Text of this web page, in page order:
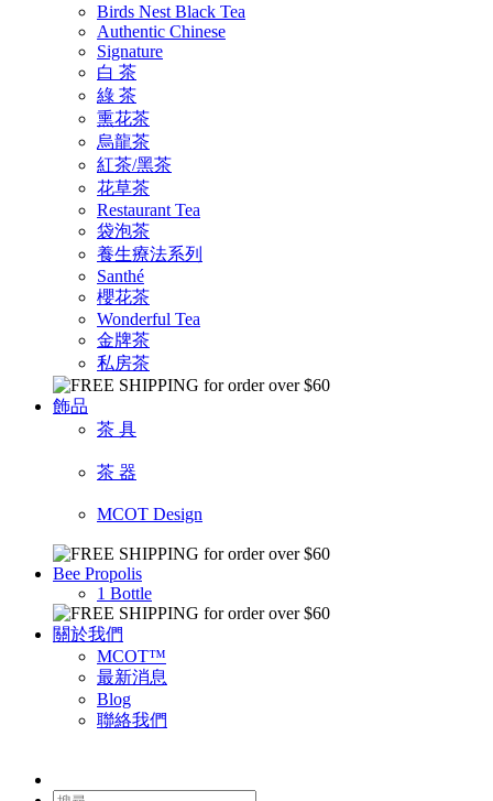
Birds Nest Black Tea
Authentic Chinese
Signature
白 茶
綠 茶
熏花茶
烏龍茶
紅茶/黑茶
花草茶
Restaurant Tea
袋泡茶
養生療法系列
Santhé
櫻花茶
Wonderful Tea
金牌茶
私房茶
飾品
茶 具
茶 器
MCOT Design
Bee Propolis
1 Bottle
關於我們
MCOT™
最新消息
Blog
聯絡我們